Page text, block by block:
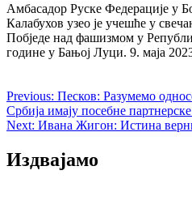
Амбасадор Руске Федерације у
Калабухов узео је учешће у
Побједе над фашизмом у
године у Бањој Луци. 9. маја
Previous: Песков: Разумемо
Србија имају посебне
Next: Ивана Жигон: Истина
Издвајамо